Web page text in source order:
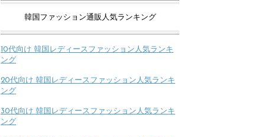
韓国ファッション通販人気ランキング
10代向け 韓国レディースファッション人気ランキ
ング
20代向け 韓国レディースファッション人気ランキ
ング
30代向け 韓国レディースファッション人気ランキ
ング